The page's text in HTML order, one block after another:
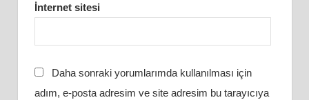
İnternet sitesi
Daha sonraki yorumlarımda kullanılması için
adım, e-posta adresim ve site adresim bu tarayıcıya